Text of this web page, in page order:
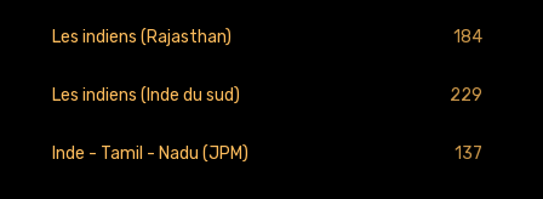
Les indiens (Rajasthan) 184
Les indiens (Inde du sud) 229
Inde - Tamil - Nadu (JPM) 137